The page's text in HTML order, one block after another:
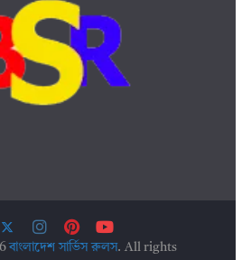
বাংলাদেশ সার্ভিস রুলস. All rights